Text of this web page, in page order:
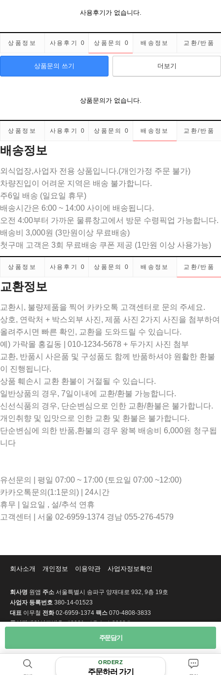
ORDERZ
주문하러 가기
주문담기
사용후기가 없습니다.
상품정보 사용후기 0 상품문의0 배송정보 교환/반품
상품문의 쓰기 더보기
상품문의가 없습니다.
상품정보 사용후기 0 상품문의0 배송정보 교환/반품
배송정보
외식업장,사업자 전용 상품입니다.(개인가정 주문 불가)
차량진입이 어려운 지역은 배송 불가합니다.
주6일 배송 (일요일 휴무)
배송시간은 6:00 ~ 14:00 사이에 배송됩니다.
오전 4:00부터 가까운 물류창고에서 방문 수령픽업 가능합니다.
배송비 3,000원 (3만원이상 무료배송)
첫구매 고객은 3회 무료배송 쿠폰 제공 (1만원 이상 사용가능)
상품정보 사용후기 0 상품문의0 배송정보 교환/반품
교환정보
교환시, 불량제품을 찍어 카카오톡 고객센터로 문의 주세요.
상호, 연락처 + 박스외부 사진, 제품 사진 2가지 사진을 첨부하여
올려주시면 빠른 확인, 교환을 도와드릴 수 있습니다.
예) 가락몰 홍길동 | 010-1234-5678 + 두가지 사진 첨부
교환, 반품시 사은품 및 구성품도 함께 반품하셔야 원활한 환불
이 진행됩니다.
상품 훼손시 교환 환불이 거절될 수 있습니다.
일반상품의 경우, 7일이내에 교환/환불 가능합니다.
신선식품의 경우, 단순변심으로 인한 교환/환불은 불가합니다.
개인취향 및 입맛으로 인한 교환 및 환불은 불가합니다.
단순변심에 의한 반품,환불의 경우 왕복 배송비 6,000원 청구됩
니다
유선문의 | 평일 07:00 ~ 17:00 (토요일 07:00 ~12:00)
카카오톡문의(1:1문의) | 24시간
휴무 | 일요일 , 설/추석 연휴
고객센터 | 서울 02-6959-1374 경남 055-276-4579
회사소개 개인정보 이용약관 사업자정보확인
회사명 원앱 주소 서울특별시 송파구 양재대로 932, 9층 19호
사업자 등록번호 380-14-01523
대표 이무철 전화02-6959-1374 팩스 070-4808-3833
통신판매업신고번호제2021-서울송파-2063호
PC 버전